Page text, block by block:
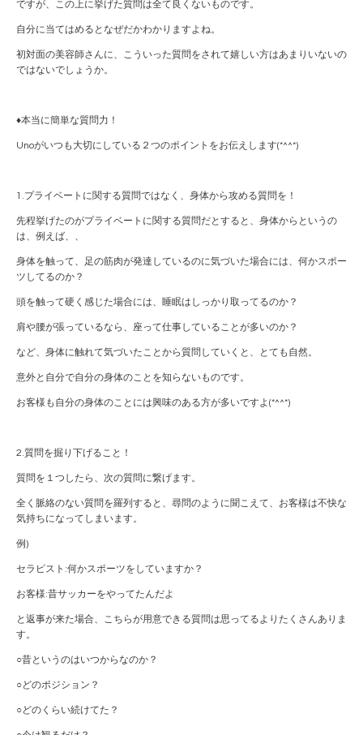
ですが、この上に挙げた質問は全て良くないものです。
自分に当てはめるとなぜだかわかりますよね。
初対面の美容師さんに、こういった質問をされて嬉しい方はあまりいないの
ではないでしょうか。
♦︎本当に簡単な質問力！
Unoがいつも大切にしている２つのポイントをお伝えします(*^^*)
1.プライベートに関する質問ではなく、身体から攻める質問を！
先程挙げたのがプライベートに関する質問だとすると、身体からというの
は、例えば、、
身体を触って、足の筋肉が発達しているのに気づいた場合には、何かスポー
ツしてるのか？
頭を触って硬く感じた場合には、睡眠はしっかり取ってるのか？
肩や腰が張っているなら、座って仕事していることが多いのか？
など、身体に触れて気づいたことから質問していくと、とても自然。
意外と自分で自分の身体のことを知らないものです。
お客様も自分の身体のことには興味のある方が多いですよ(*^^*)
2.質問を掘り下げること！
質問を１つしたら、次の質問に繋げます。
全く脈絡のない質問を羅列すると、尋問のように聞こえて、お客様は不快な
気持ちになってしまいます。
例)
セラピスト:何かスポーツをしていますか？
お客様:昔サッカーをやってたんだよ
と返事が来た場合、こちらが用意できる質問は思ってるよりたくさんありま
す。
○昔というのはいつからなのか？
○どのポジション？
○どのくらい続けてた？